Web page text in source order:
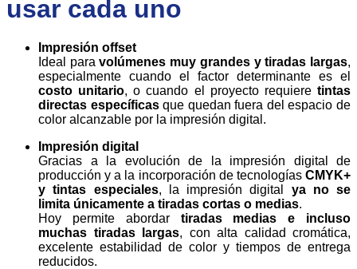
usar cada uno
Impresión offset
Ideal paravolúmenes muy grandes y tiradas largas,
especialmente cuando el factor determinante es el
costo unitario, o cuando el proyecto requieretintas
directas específicasque quedan fuera del espacio de
color alcanzable por la impresión digital.
Impresión digital
Gracias a la evolución de la impresión digital de
producción y a la incorporación de tecnologías CMYK+
y tintas especiales, la impresión digital ya no se
limita únicamente a tiradas cortas o medias.
Hoy permite abordar tiradas medias e incluso
muchas tiradas largas, con alta calidad cromática,
excelente estabilidad de color y tiempos de entrega
reducidos.